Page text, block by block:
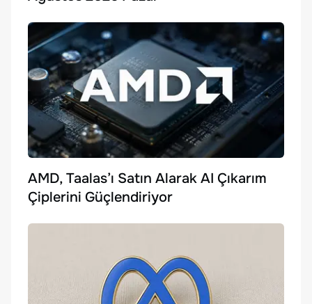
AMD, Taalas’ı Satın Alarak AI Çıkarım
Çiplerini Güçlendiriyor